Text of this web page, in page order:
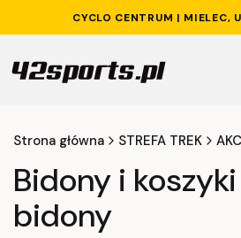
CYCLO CENTRUM | MIELEC,
Strona główna STREFA TREK
Bidony i
bidony